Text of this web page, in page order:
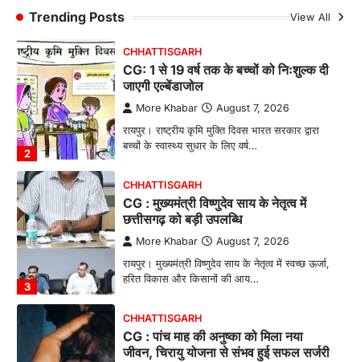
Trending Posts View All
बनाने की दिशा में जिले के नगरी…
2
CHHATTISGARH
CG: 1 से 19 वर्ष तक के बच्चों को निःशुल्क दी
जाएगी एल्बेंडाजोल
More Khabar August 7, 2026
रायपुर। राष्ट्रीय कृमि मुक्ति दिवस भारत सरकार द्वारा
बच्चों के स्वास्थ्य सुधार के लिए वर्ष…
3
CHHATTISGARH
CG : मुख्यमंत्री विष्णुदेव साय के नेतृत्व में
छत्तीसगढ़ को बड़ी उपलब्धि
More Khabar August 7, 2026
रायपुर। मुख्यमंत्री विष्णुदेव साय के नेतृत्व में स्वच्छ ऊर्जा,
हरित विकास और किसानों की आय…
CHHATTISGARH
CG : पांच माह की अनुष्का को मिला नया
जीवन, चिरायु योजना से संभव हुई सफल सर्जरी